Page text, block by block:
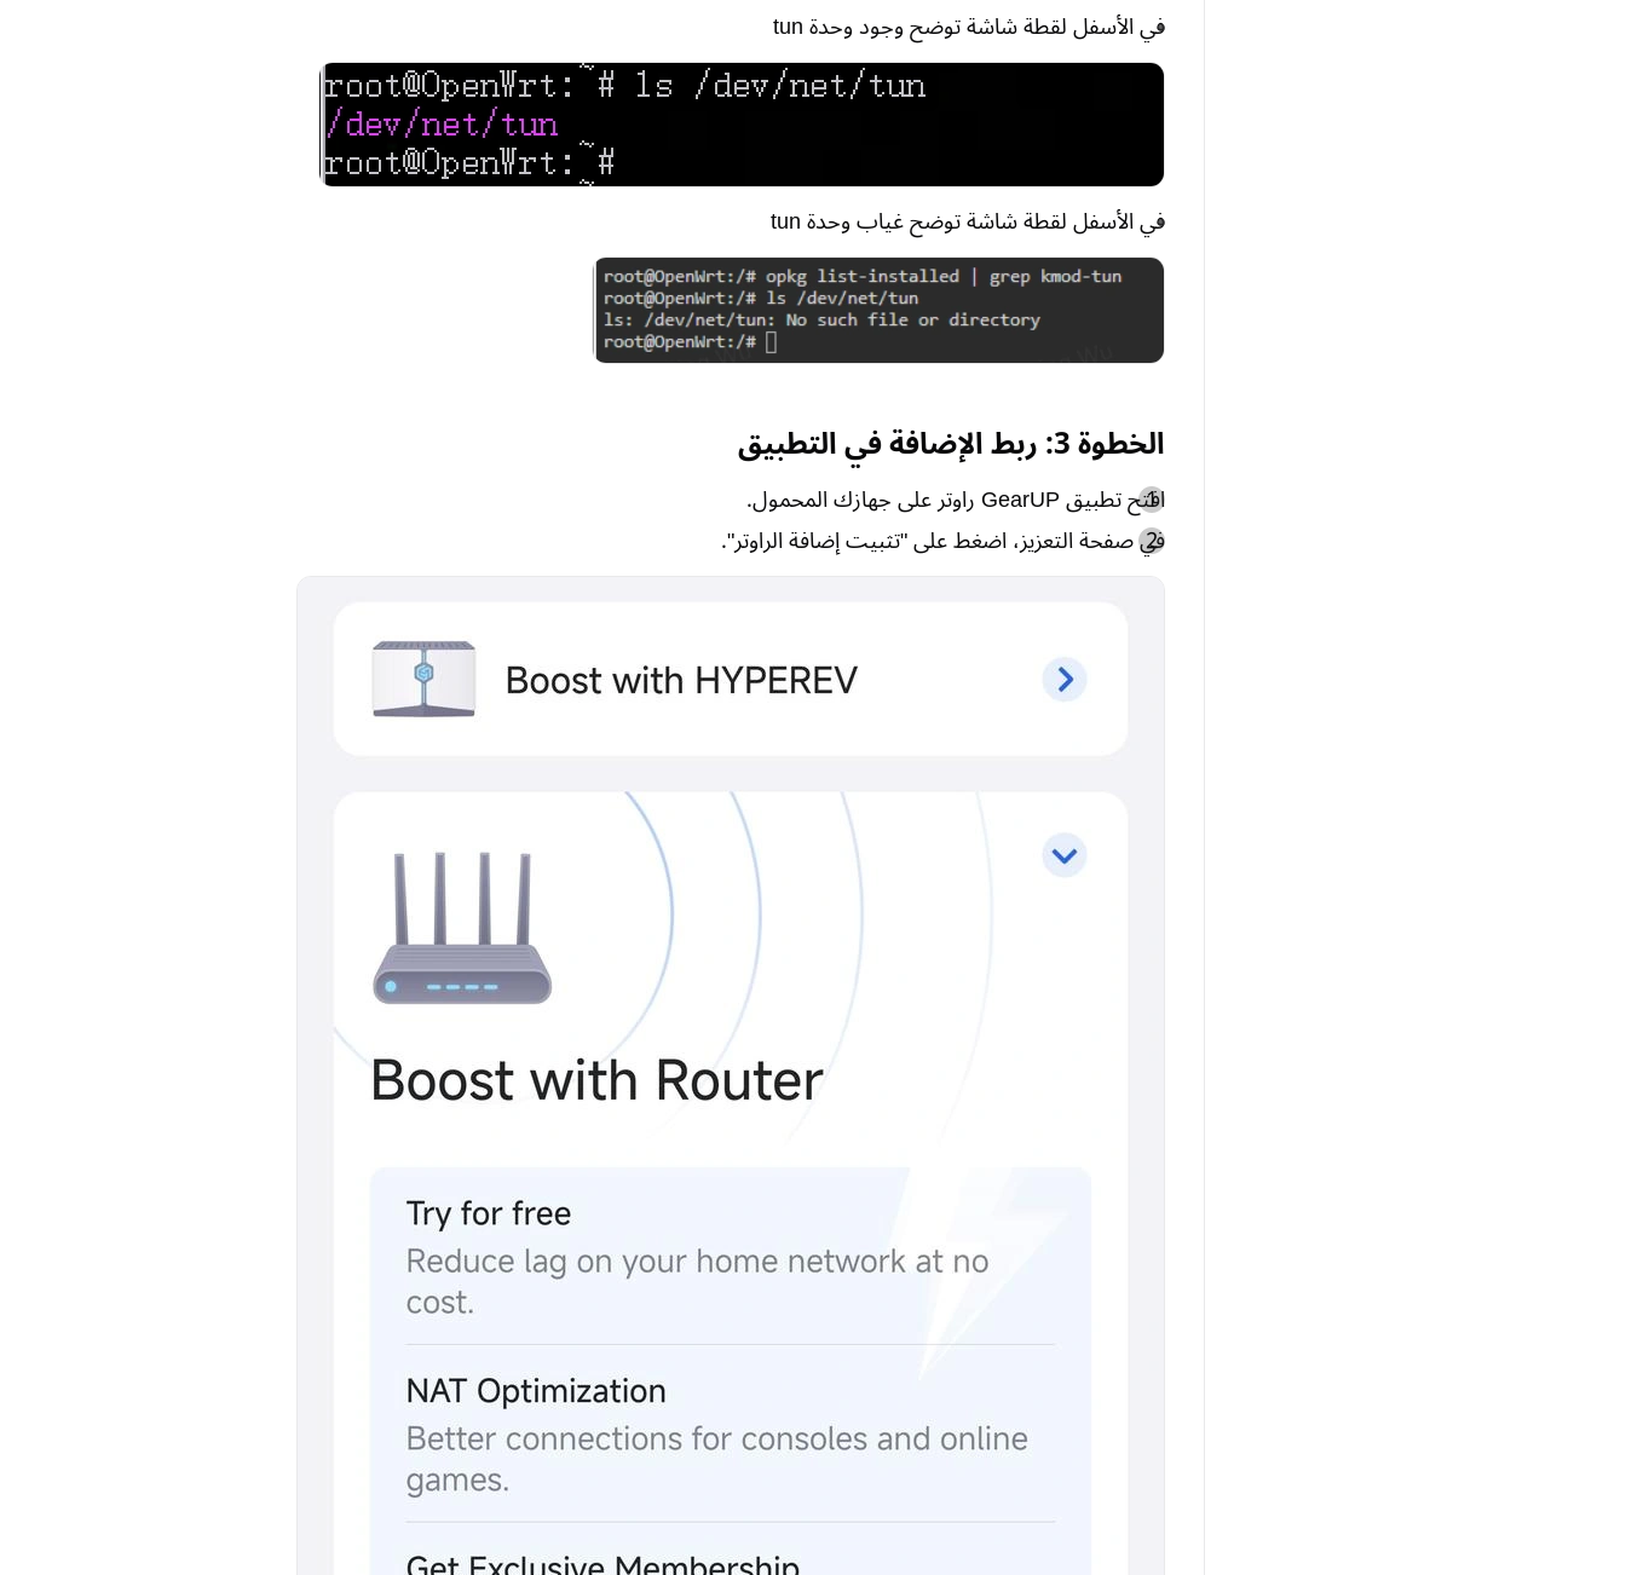
في الأسفل لقطة شاشة توضح وجود وحدة tun
في الأسفل لقطة شاشة توضح غياب وحدة tun
الخطوة 3: ربط الإضافة في التطبيق
افتح تطبيق GearUP راوتر على جهازك المحمول.
في صفحة التعزيز، اضغط على "تثبيت إضافة الراوتر".